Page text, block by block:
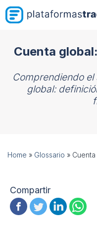
Saltar
al
Cuenta
Comprendiendo
global:
Home » Glossario »
Compartir